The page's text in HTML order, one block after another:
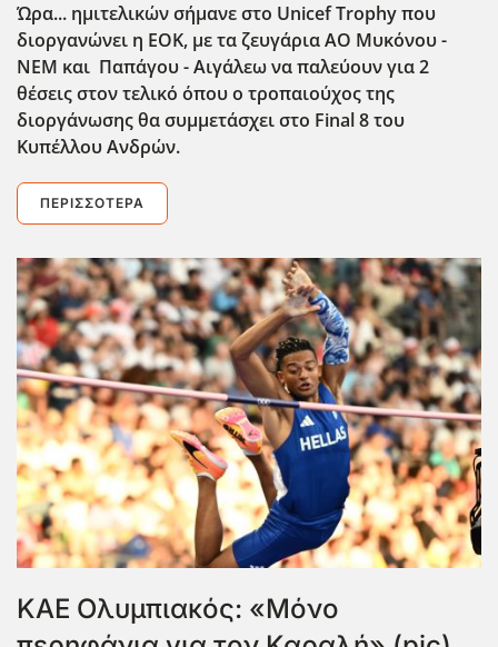
Ώρα... ημιτελικών σήμανε στο Unicef Trophy που
διοργανώνει η ΕΟΚ, με τα ζευγάρια ΑΟ Μυκόνου -
ΝΕΜ και Παπάγου -Αιγάλεω να παλεύουν για 2
θέσεις στον τελικό όπου ο τροπαιούχος της
διοργάνωσης θα συμμετάσχει στο Final 8 του
Κυπέλλου Ανδρών.
ΠΕΡΙΣΣΌΤΕΡΑ
ΚΑΕ Ολυμπιακός: «Μόνο